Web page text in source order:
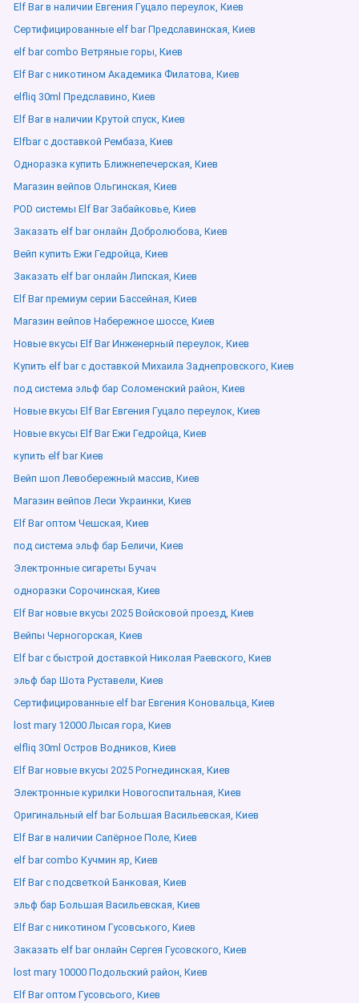
Elf Bar в наличии Евгения Гуцало переулок, Киев
Сертифицированные elf bar Предславинская, Киев
elf bar combo Ветряные горы, Киев
Elf Bar с никотином Академика Филатова, Киев
elfliq 30ml Предславино, Киев
Elf Bar в наличии Крутой спуск, Киев
Elfbar с доставкой Рембаза, Киев
Одноразка купить Ближнепечерская, Киев
Магазин вейпов Ольгинская, Киев
POD системы Elf Bar Забайковье, Киев
Заказать elf bar онлайн Добролюбова, Киев
Вейп купить Ежи Гедройца, Киев
Заказать elf bar онлайн Липская, Киев
Elf Bar премиум серии Бассейная, Киев
Магазин вейпов Набережное шоссе, Киев
Новые вкусы Elf Bar Инженерный переулок, Киев
Купить elf bar с доставкой Михаила Заднепровского, Киев
под система эльф бар Соломенский район, Киев
Новые вкусы Elf Bar Евгения Гуцало переулок, Киев
Новые вкусы Elf Bar Ежи Гедройца, Киев
купить elf bar Киев
Вейп шоп Левобережный массив, Киев
Магазин вейпов Леси Украинки, Киев
Elf Bar оптом Чешская, Киев
под система эльф бар Беличи, Киев
Электронные сигареты Бучач
одноразки Сорочинская, Киев
Elf Bar новые вкусы 2025 Войсковой проезд, Киев
Вейпы Черногорская, Киев
Elf bar с быстрой доставкой Николая Раевского, Киев
эльф бар Шота Руставели, Киев
Сертифицированные elf bar Евгения Коновальца, Киев
lost mary 12000 Лысая гора, Киев
elfliq 30ml Остров Водников, Киев
Elf Bar новые вкусы 2025 Рогнединская, Киев
Электронные курилки Новогоспитальная, Киев
Оригинальный elf bar Большая Васильевская, Киев
Elf Bar в наличии Сапёрное Поле, Киев
elf bar combo Кучмин яр, Киев
Elf Bar с подсветкой Банковая, Киев
эльф бар Большая Васильевская, Киев
Elf Bar с никотином Гусовського, Киев
Заказать elf bar онлайн Сергея Гусовского, Киев
lost mary 10000 Подольский район, Киев
Elf Bar оптом Гусовсього, Киев